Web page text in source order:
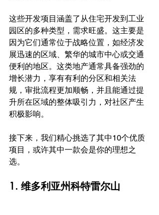
这些开发项目涵盖了从住宅开发到工业
园区的多种类型，需求旺盛。这主要是
因为它们通常位于战略位置，如经济发
展迅速的区域、繁华的城市中心或交通
便利的地区。这类地产通常具备强劲的
增长潜力，享有有利的分区和相关法
规，审批流程更加顺畅，并且能通过提
升所在区域的整体吸引力，对社区产生
积极影响。
接下来，我们精心挑选了其中10个优质
项目，或许其中一款会是你的理想之
选。
1. 维多利亚州科特雷尔山